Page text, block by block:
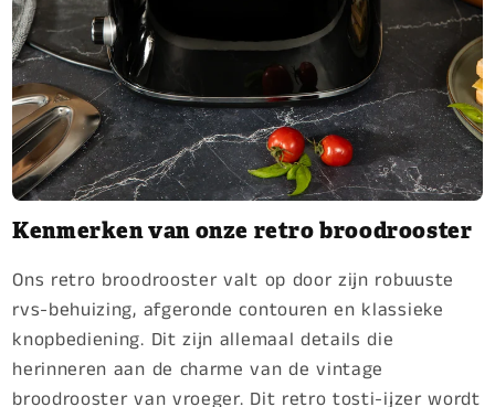
Kenmerken van onze retro broodrooster
Ons retro broodrooster valt op door zijn robuuste
rvs-behuizing, afgeronde contouren en klassieke
knopbediening. Dit zijn allemaal details die
herinneren aan de charme van de vintage
broodrooster van vroeger. Dit retro tosti-ijzer wordt